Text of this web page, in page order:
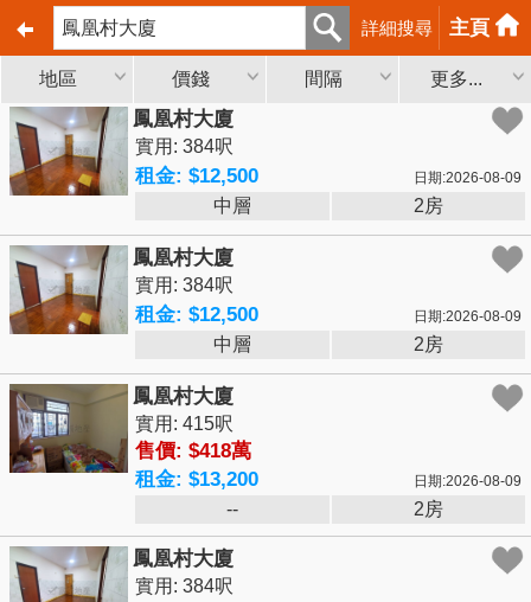
詳細搜尋 主頁
地區 價錢 間隔 更多...
鳳凰村大廈
實用: 384呎
租金: $12,500 日期:2026-08-09
中層 2房
鳳凰村大廈
實用: 384呎
租金: $12,500 日期:2026-08-09
中層 2房
鳳凰村大廈
實用: 415呎
售價: $418萬
租金: $13,200
日期:2026-08-09
-- 2房
鳳凰村大廈
實用: 384呎